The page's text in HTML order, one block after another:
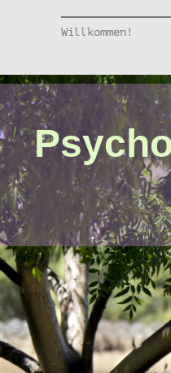
Willkommen!